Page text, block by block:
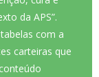
da APS”.
com a
carteiras que